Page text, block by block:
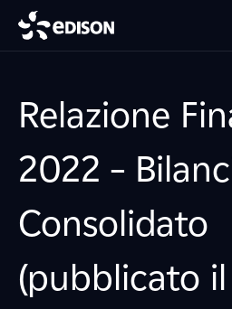
Relazione
2022 –
Consolidato
(pubblicato